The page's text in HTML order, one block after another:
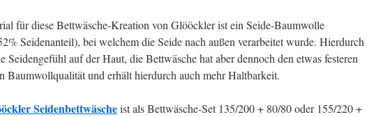
für diese Bettwäsche-Kreation von Glööckler ist ein Seide-Baumwolle
Seidenanteil), bei welchem die Seide nach außen verarbeitet wurde. Hierdurch
Seidengefühl auf der Haut, die Bettwäsche hat aber dennoch den etwas festeren
Baumwollqualität und erhält hierdurch auch mehr Haltbarkeit.
Seidenbettwäscheist als Bettwäsche-Set 135/200 + 80/80 oder 155/220 +